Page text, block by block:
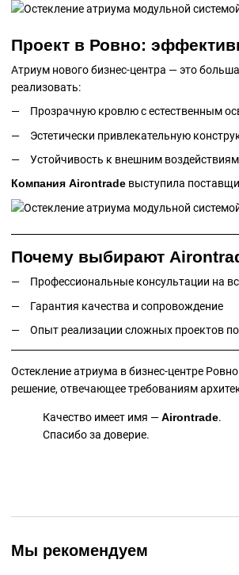
Проект в Ровно:
Атриум нового бизнес-центра — это
реализовать:
Прозрачную кровлю с естественным
Эстетически привлекательную
Устойчивость к внешним воздействиям
Компания Airontrade выступила
Почему выбирают
Профессиональные консультации на
Гарантия качества и сопровождение
Опыт реализации сложных проектов
Остекление атриума в бизнес-центре
решение, отвечающее требованиям
Качество имеет имя —Airontrade.
Спасибо за доверие.
Мы рекомендуем